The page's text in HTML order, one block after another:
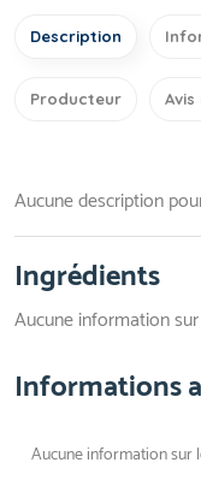
Description
Producteur Avis
Aucune description
Ingrédients
Aucune information
Informations
Aucune information sur